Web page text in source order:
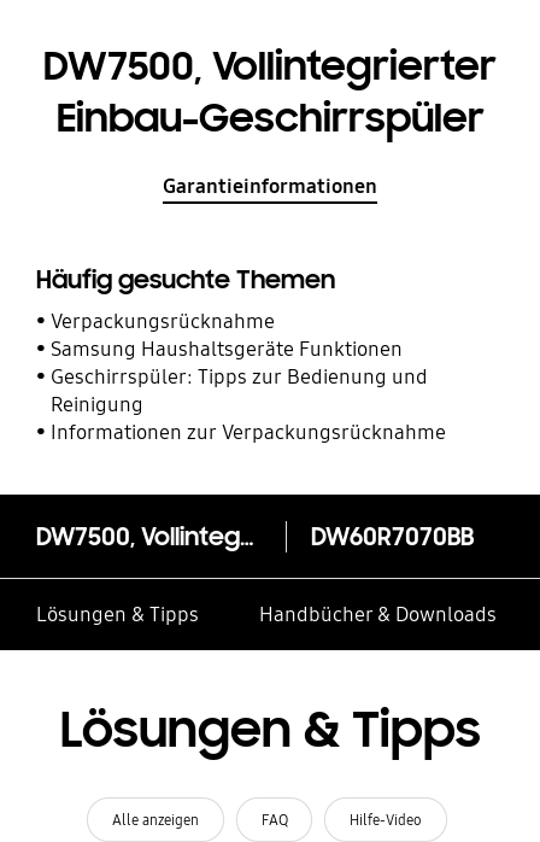
DW7500, Vollintegrierter
Einbau-Geschirrspüler
Garantieinformationen
Häufig gesuchte Themen
Verpackungsrücknahme
Samsung Haushaltsgeräte Funktionen
Geschirrspüler: Tipps zur Bedienung und
Reinigung
Informationen zur Verpackungsrücknahme
DW7500, Vollintegrierter Einbau-Geschirrspüler DW60R7070BB
Lösungen & Tipps Handbücher & Downloads
Lösungen & Tipps
Alle anzeigen FAQ Hilfe-Video